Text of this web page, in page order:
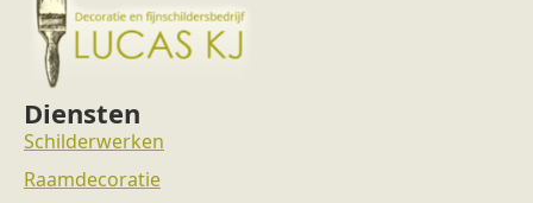
Diensten
Schilderwerken
Raamdecoratie